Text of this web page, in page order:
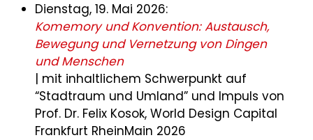
Dienstag, 19. Mai 2026:
Komemory und Konvention: Austausch,
Bewegung und Vernetzung von Dingen
und Menschen
| mit inhaltlichem Schwerpunkt auf
“Stadtraum und Umland” und Impuls von
Prof. Dr. Felix Kosok, World Design Capital
Frankfurt RheinMain 2026